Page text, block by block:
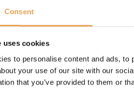
Consent
uses cookies
to personalise content and ads,
your use of our site with our
that you’ve provided to them or